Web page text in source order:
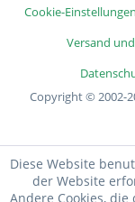
Cookie-Einstellungen
Versand
Copyright © 2002-
Diese Website
der Website
Andere Cookies,